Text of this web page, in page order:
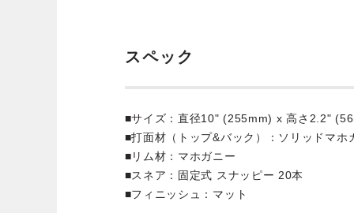
スペック
■サイズ：直径10" (255mm) x 高さ2.2"
■打面材（トップ&バック）：ソリッドマホ
■リム材：マホガニー
■スネア：固定式 スナッピー 20本
■フィニッシュ：マット